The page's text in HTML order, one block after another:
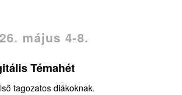
május 4-8.
Témahét
tagozatos diákoknak.